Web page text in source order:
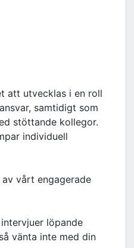
att utvecklas i en roll
samtidigt som
stöttande kollegor.
individuell
vårt engagerade
löpande
vänta inte med din